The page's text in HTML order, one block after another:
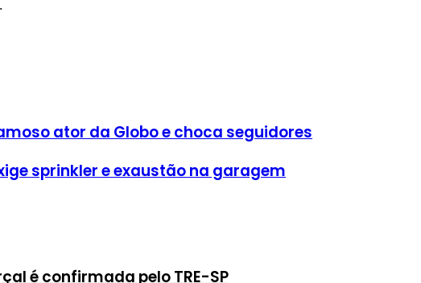
ator da Globo e choca seguidores
sprinkler e exaustão na garagem
é confirmada pelo TRE-SP